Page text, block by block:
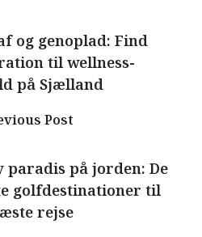
og genoplad: Find
til wellness-
på Sjælland
Post
paradis på jorden: De
golfdestinationer til
rejse